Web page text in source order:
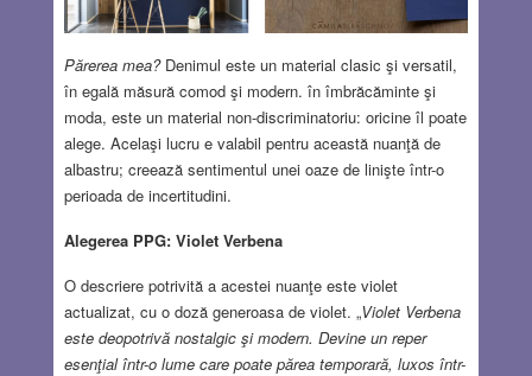
Părerea mea?Denimul este un material clasic şi versatil,
în egală măsură comod şi modern. în îmbrăcăminte şi
moda, este un material non-discriminatoriu: oricine îl poate
alege. Acelaşi lucru e valabil pentru această nuanţă de
albastru; creează sentimentul unei oaze de linişte într-o
perioada de incertitudini.
Alegerea PPG: Violet Verbena
O descriere potrivită a acestei nuanţe este violet
actualizat, cu o doză generoasa de violet. „Violet Verbena
este deopotrivă nostalgic şi modern. Devine un reper
esenţial într-o lume care poate părea temporară, luxos într-